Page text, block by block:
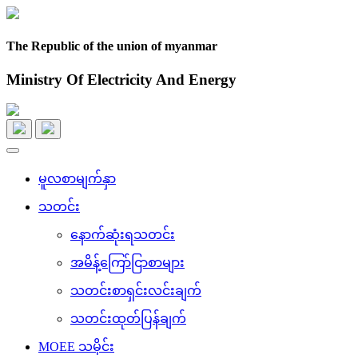
The Republic of the union of myanmar
Ministry Of Electricity And Energy
Toggle
မူလစာမျက်နှာ
သတင်း
နောက်ဆုံးရသတင်း
အမိန့်ကြော်ငြာစာများ
သတင်းစာရှင်းလင်းချက်
သတင်းထုတ်ပြန်ချက်
MOEE သမိုင်း